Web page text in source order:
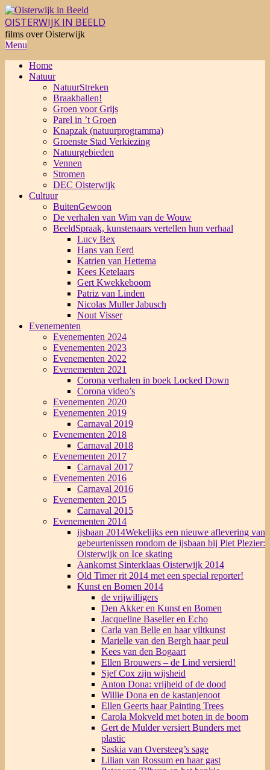
Skip
to
content
OISTERWIJK IN BEELD
films over Oisterwijk
Primary
Menu
Menu
Home
Natuur
NatuurStreken
Braakballen!
Groen voor Grijs
Parel in ’t Groen
Knapzak (natuurprogramma)
Groenste Stad Verkiezing
Natuurgebieden
Vennen
Stromen
DEC Oisterwijk
Cultuur
BuitenGewoon
De verhalen van Wim van de Wouw
BeeldSpraak, kunstenaars vertellen hun verhaal
Lucy Bex
Hans van Eerd
Katrien van Hettema
Kees Ketelaars
Gert Kwekkeboom
Patriz van Linden
Nicolas Muller Jabusch
Nout Visser
Evenementen
Evenementen 2024
Evenementen 2023
Evenementen 2022
Evenementen 2021
Corona verhalen in boek Locked Down
Corona video’s
Evenementen 2020
Evenementen 2019
Carnaval 2019
Evenementen 2018
Carnaval 2018
Evenementen 2017
Carnaval 2017
Evenementen 2016
Carnaval 2016
Evenementen 2015
Carnaval 2015
Evenementen 2014
ijsbaan 2014Wekelijks een nieuwe aflevering van
gebeurtenissen rondom de ijsbaan bij Piet Plezier:
Oisterwijk on Ice skating
Aankomst Sinterklaas Oisterwijk 2014
Old Timer rit 2014 met een special reporter!
Kunst en Bomen 2014
de vrijwilligers
Den Akker en Kunst en Bomen
Jacqueline Baselier en Echo
Carla van Belle en haar viltkunst
Marielle van den Bergh haar peul
Kees van den Bogaart
Ellen Brouwers – de Lind versierd!
Sjef Cox zijn wijsheid
Anton Dona: vrijheid of de dood
Willie Dona en de kastanjenoot
Ellen Geerts haar Painting Trees
Carola Mokveld met boten in de boom
Gert de Mulder versiert Bunders met
plastic
Saskia van Oversteeg’s sage
Lilian van Rossum en haar gast